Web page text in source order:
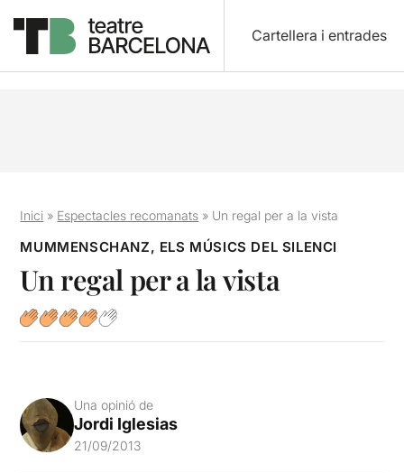
Cartellera i entrades
Inici » Espectacles recomanats » Un regal per a la vista
MUMMENSCHANZ, ELS MÚSICS DEL SILENCI
Un regal per a la vista
Una opinió de
Jordi Iglesias
21/09/2013